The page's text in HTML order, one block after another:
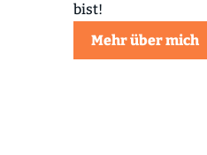
bist!
Mehr über mich